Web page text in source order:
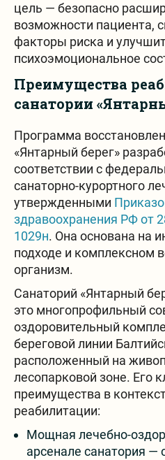
цель — безопасно
возможности пациента,
факторы риска и
психоэмоциональное
Преимущества
санатории
Программа
«Янтарный берег»
соответствии с
санаторно-курортного
утвержденными
здравоохранения РФ от
1029н. Она основана на
подходе и комплексном
организм.
Санаторий «Янтарный
это многопрофильный
оздоровительный
береговой линии
расположенный на
лесопарковой зоне. Его
преимущества в
реабилитации:
Мощная лечебно-
арсенале санатория